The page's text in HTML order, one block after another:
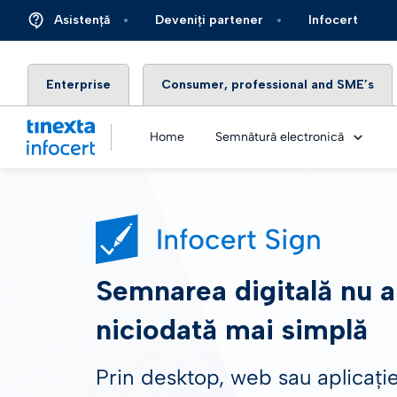
Asistență Deveniți partener Infocert
Enterprise Consumer, professional and SME’s
Home Semnătură electronică
eSeal
eSeal
Semnarea digitală nu
niciodată mai simplă
Prin desktop, web sau